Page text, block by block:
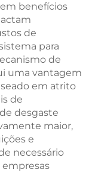
benefícios
de
para
de
uma vantagem
em atrito
de
desgaste
maior,
e
necessário
empresas